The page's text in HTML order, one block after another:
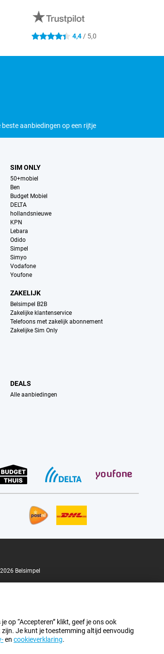
4.4 sterren 4,4 / 5,0
beste aanbiedingen op een rijtje
SIM ONLY
50+mobiel
Ben
Budget Mobiel
DELTA
hollandsnieuwe
KPN
Lebara
Odido
Simpel
Simyo
Vodafone
Youfone
ZAKELIJK
Belsimpel B2B
Zakelijke klantenservice
Telefoons met zakelijk abonnement
Zakelijke Sim Only
DEALS
Alle aanbiedingen
Belsimpel
op “Accepteren” klikt, geef je ons ook
Je kunt je toestemming altijd eenvoudig
en cookieverklaring.